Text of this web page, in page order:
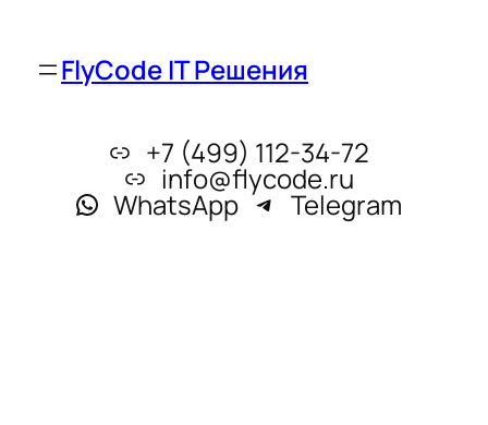
FlyCode IT Решения
+7 (499) 112-34-72
info@flycode.ru
WhatsApp Telegram